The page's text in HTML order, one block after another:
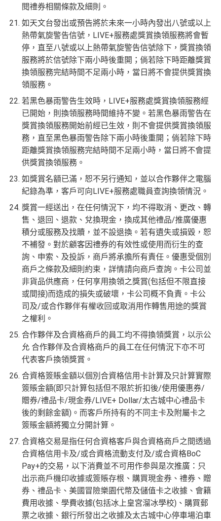
閱禮券相關條款及細則。
如天文台發出或預告將於未來一小時內發出八號或以上
熱帶氣旋警告信號，LIVE+服務處獎賞換領服務將會暫
停，直至八號或以上熱帶氣旋警告信號除下，獎賞換領
服務將於信號除下兩小時後重開；倘若除下時距離獎賞
換領服務完結時間不足兩小時，當日將不會提供獎賞換
領服務。
若黑色暴雨警告生效時，LIVE+服務處獎賞換領服務經
已開始，則換領服務時間維持不變。若黑色暴雨警告在
獎賞換領服務開始前經已生效，則不會提供獎賞換領服
務，直至黑色暴雨警告除下兩小時後重開；倘若除下時
距離獎賞換領服務完結時間不足兩小時，當日將不會提
供獎賞換領服務。
如獎賞名額已滿，恕不另行通知，並以合作夥伴之電腦
紀錄為準，客戶可向LIVE+服務處職員查詢換領情況。
獎賞一經送出，在任何情況下，均不得取消、更改、轉
售、退回、退款、兌換現金，換成其他禮品/推廣優惠
積分或服務及找贖，並不設退換。若有遺失或損毀，恕
不補發。對於顧客因禮券的有效性或使用而衍生的查
詢、申索、及投訴，商戶將承擔所有責任。優惠受個別
商戶之條款及細則約束，詳情請向商戶查詢。卡公司並
非貨品供應商，任何享用換領之獎賞(包括但不限直接
或間接)而造成的損失或破壞，卡公司概不負責。卡公
司及/或合作夥伴有權收回或取消用作轉售用途的獎賞
之權利。
合作夥伴及合資格商戶的員工均不得換領獎賞，以示公
允 合作夥伴及合資格商戶的員工在任何情況下亦不可
代表客戶換領獎賞。
合資格簽賬金額以個別合資格信用卡計算及只計算實際
簽賬金額(即只計算包括但不限於折扣後/使用優惠券/
贈券/禮品卡/現金券/LIVE+ Dollar/太古城中心禮品卡
後的剩餘金額)。而客戶所持有的不同主卡及附屬卡之
簽賬金額將獨立分開計算。
合資格交易是指任何合資格客戶與合資格商戶之間透過
合資格信用卡及/或合資格流動支付及/或合資格BoC
Pay+的交易，以下消費並不可用作参與是次推廣：只
出示商戶機印收據或簽賬存根、購買現金券、禮券、贈
券、禮品卡、美國冒險樂園代幣及儲值卡之收據、會籍
費用收據、學費收據(包括冰上皇宮溜冰學校)、購買郵
票之收據、銀行所發出之收據及太古城中心停車場泊車